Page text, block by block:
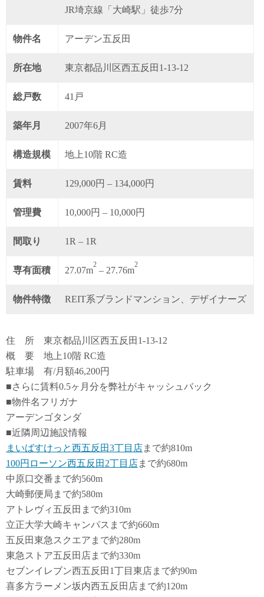
JR埼京線「大崎駅」徒歩7分
物件名 アーデン五反田
所在地 東京都品川区西五反田1-13-12
総戸数 41戸
築年月 2007年6月
構造規模 地上10階 RC造
賃料 129,000円 – 134,000円
管理費 10,000円 – 10,000円
間取り 1R – 1R
専有面積 27.07m
2
– 27.76m
2
物件特徴 REIT系ブランドマンション、デザイナーズ
住 所 東京都品川区西五反田1-13-12
概 要 地上10階 RC造
駐車場 有/月額46,200円
■さらに賃料0.5ヶ月分を弊社がキャッシュバック
■物件名フリガナ
アーデンゴタンダ
■近隣周辺施設情報
まいばすけっと西五反田3丁目店まで約810m
100円ローソン西五反田2丁目店まで約680m
中原口交番まで約560m
大崎郵便局まで約580m
アトレヴィ五反田まで約310m
立正大学大崎キャンパスまで約660m
五反田東急スクエアまで約280m
東急ストア五反田店まで約330m
セブンイレブン西五反田1丁目東店まで約90m
喜多方ラーメン坂内西五反田店まで約120m